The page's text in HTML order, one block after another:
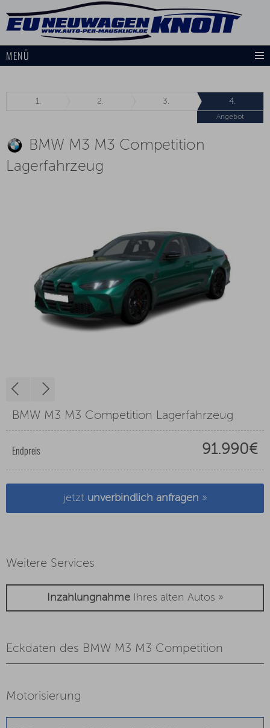
MENÜ
1. 2. 3. 4.
Angebot
BMW M3 M3 Competition
Lagerfahrzeug
BMW M3 M3 Competition Lagerfahrzeug
Endpreis 91.990€
jetzt unverbindlich anfragen »
Weitere Services
InzahlungnahmeIhres alten Autos »
Eckdaten des BMW M3 M3 Competition
Motorisierung